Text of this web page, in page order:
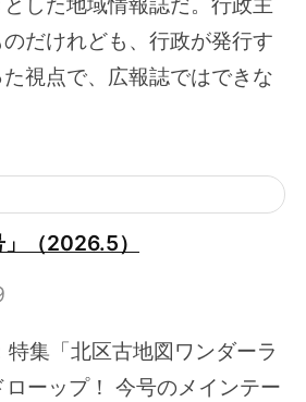
だけれども、行政が発行す
視点で、広報誌ではできな
（2026.5）
集「北区古地図ワンダーラ
ーップ！ 今号のメインテー